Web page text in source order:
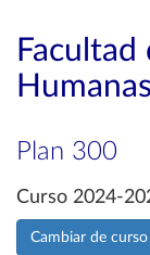
Facultad
Humanas
Plan 300
Curso 2024-
Cambiar de curso